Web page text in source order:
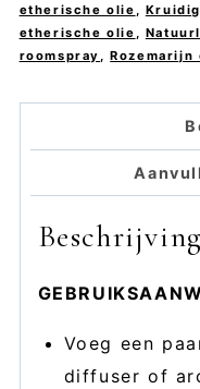
etherische olie ,
etherische olie ,
roomspray ,
Beschrijving
Voeg een
diffuser of